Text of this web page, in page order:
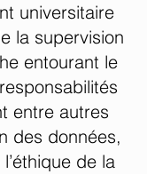
universitaire
la supervision
entourant le
entre autres
des données,
de la